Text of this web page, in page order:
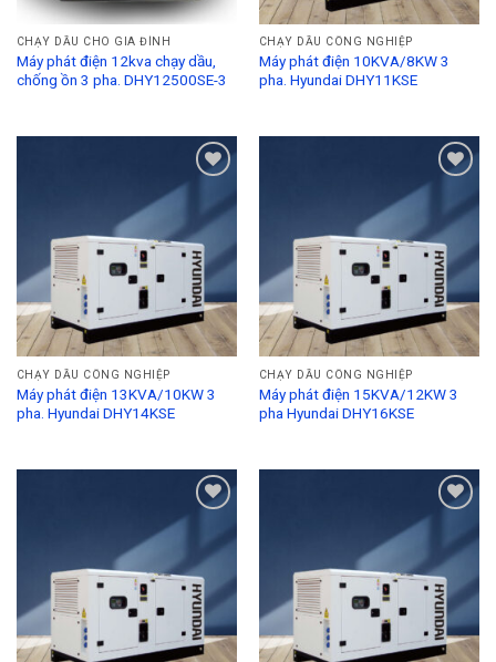
CHẠY DẦU CHO GIA ĐÌNH
Máy phát điện 12kva chạy dầu,
chống ồn 3 pha. DHY12500SE-3
CHẠY DẦU CÔNG NGHIỆP
Máy phát điện 10KVA/8KW 3
pha. Hyundai DHY11KSE
Wishlist
CHẠY DẦU CÔNG NGHIỆP
Máy phát điện 13KVA/10KW 3
pha. Hyundai DHY14KSE
Wishlist
CHẠY DẦU CÔNG NGHIỆP
Máy phát điện 15KVA/12KW 3
pha Hyundai DHY16KSE
Wishlist
Wishlist